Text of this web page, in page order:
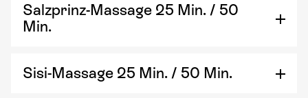
Salzprinz-Massage 25 Min. / 50
Min.
Sisi-Massage 25 Min. / 50 Min.